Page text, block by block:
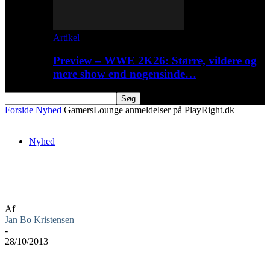
Artikel
Preview – WWE 2K26: Større, vildere og
mere show end nogensinde…
Forside Nyhed GamersLounge anmeldelser på PlayRight.dk
Nyhed
Af
Jan Bo Kristensen
-
28/10/2013